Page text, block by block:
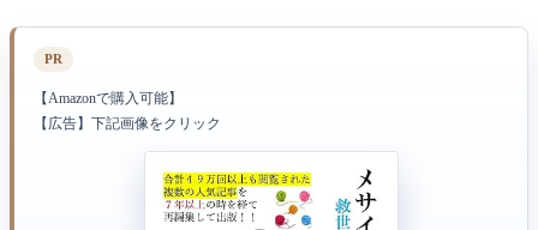
PR
【Amazonで購入可能】
【広告】下記画像をクリック